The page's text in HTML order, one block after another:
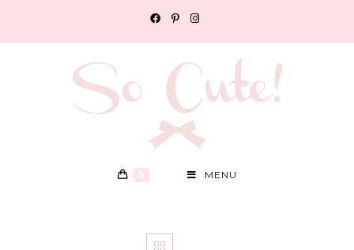
0 MENU